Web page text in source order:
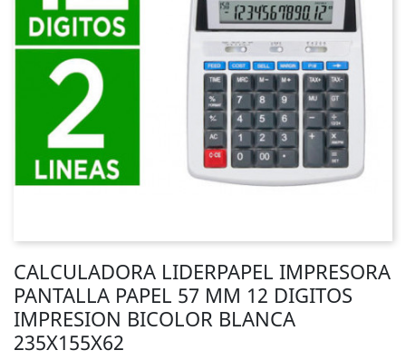
CALCULADORA LIDERPAPEL IMPRESORA
PANTALLA PAPEL 57 MM 12 DIGITOS
IMPRESION BICOLOR BLANCA
235X155X62